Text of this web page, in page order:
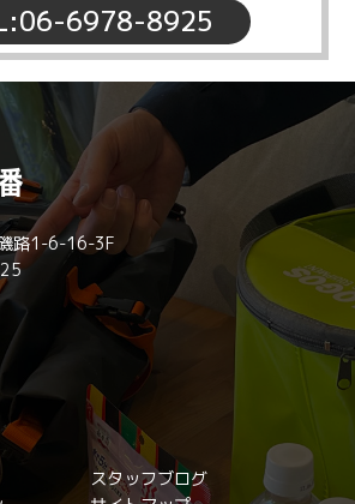
6978-8925
路1-6-16-3F
スタッフブログ